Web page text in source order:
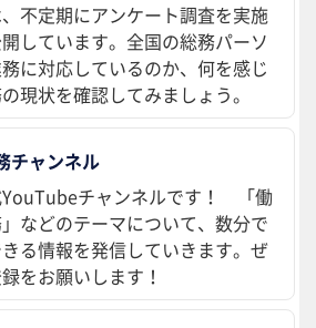
、不定期にアンケート調査を実施
しています。全国の総務パーソ
に対応しているのか、何を感じ
現状を確認してみましょう。
チャンネル
YouTubeチャンネルです！ 「働
などのテーマについて、数分で
る情報を発信していきます。ぜ
をお願いします！